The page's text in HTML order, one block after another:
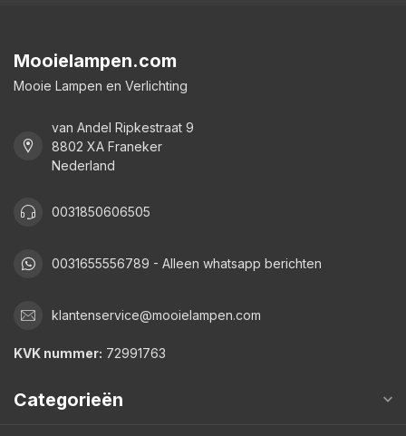
Mooielampen.com
Mooie Lampen en Verlichting
van Andel Ripkestraat 9
8802 XA Franeker
Nederland
0031850606505
0031655556789 - Alleen whatsapp berichten
klantenservice@mooielampen.com
KVK nummer: 72991763
Categorieën